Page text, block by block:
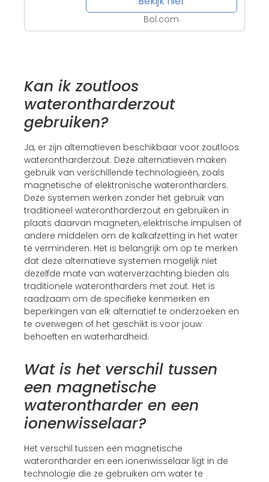
Bol.com
Kan ik zoutloos
waterontharderzout
gebruiken?
Ja, er zijn alternatieven beschikbaar voor zoutloos
waterontharderzout. Deze alternatieven maken
gebruik van verschillende technologieën, zoals
magnetische of elektronische waterontharders.
Deze systemen werken zonder het gebruik van
traditioneel waterontharderzout en gebruiken in
plaats daarvan magneten, elektrische impulsen of
andere middelen om de kalkafzetting in het water
te verminderen. Het is belangrijk om op te merken
dat deze alternatieve systemen mogelijk niet
dezelfde mate van waterverzachting bieden als
traditionele waterontharders met zout. Het is
raadzaam om de specifieke kenmerken en
beperkingen van elk alternatief te onderzoeken en
te overwegen of het geschikt is voor jouw
behoeften en waterhardheid.
Wat is het verschil tussen
een magnetische
waterontharder en een
ionenwisselaar?
Het verschil tussen een magnetische
waterontharder en een ionenwisselaar ligt in de
technologie die ze gebruiken om water te